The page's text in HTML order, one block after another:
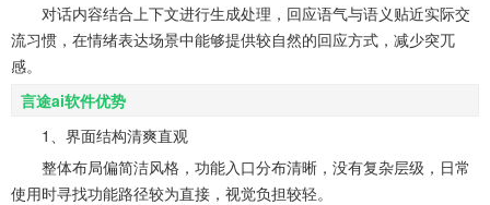
对话内容结合上下文进行生成处理，回应语气与语义贴近实际交
流习惯，在情绪表达场景中能够提供较自然的回应方式，减少突兀
感。
言途ai软件优势
1、界面结构清爽直观
整体布局偏简洁风格，功能入口分布清晰，没有复杂层级，日常
使用时寻找功能路径较为直接，视觉负担较轻。